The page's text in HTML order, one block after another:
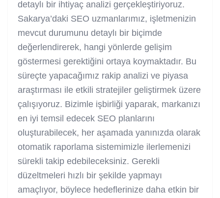
detaylı bir ihtiyaç analizi gerçekleştiriyoruz.
Sakarya’daki SEO uzmanlarımız, işletmenizin
mevcut durumunu detaylı bir biçimde
değerlendirerek, hangi yönlerde gelişim
göstermesi gerektiğini ortaya koymaktadır. Bu
süreçte yapacağımız rakip analizi ve piyasa
araştırması ile etkili stratejiler geliştirmek üzere
çalışıyoruz. Bizimle işbirliği yaparak, markanızı
en iyi temsil edecek SEO planlarını
oluşturabilecek, her aşamada yanınızda olarak
otomatik raporlama sistemimizle ilerlemenizi
sürekli takip edebileceksiniz. Gerekli
düzeltmeleri hızlı bir şekilde yapmayı
amaçlıyor, böylece hedeflerinize daha etkin bir